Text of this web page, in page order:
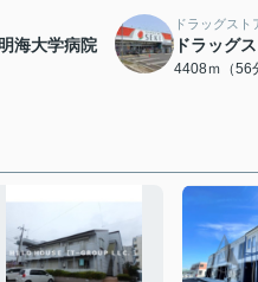
海大学病院
ドラッグスト
ドラッグ
4408ｍ（56